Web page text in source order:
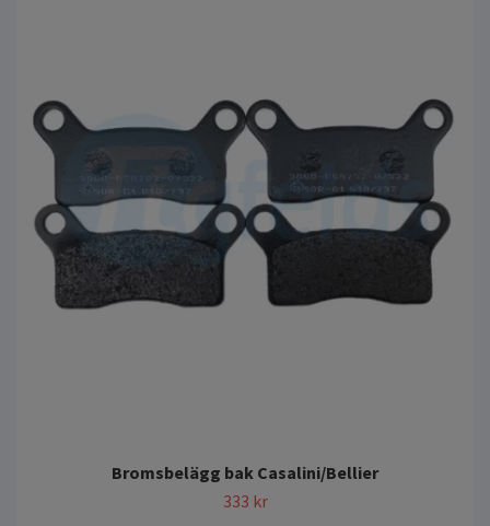
Bromsbelägg bak Casalini/Bellier
333 kr